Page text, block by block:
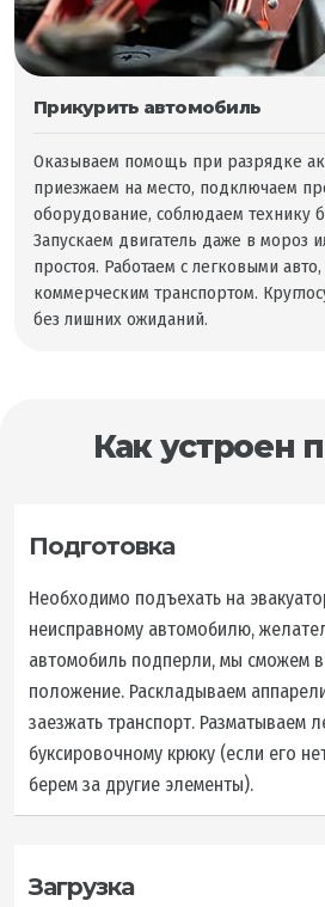
Прикурить автомобиль
Оказываем помощь при разрядке
приезжаем на место, подключаем
оборудование, соблюдаем технику
Запускаем двигатель даже в мороз
простоя. Работаем с легковыми
коммерческим транспортом.
без лишних ожиданий.
Как устроен
Подготовка
Необходимо подъехать на
неисправному автомобилю,
автомобиль подперли, мы сможем
положение. Раскладываем
заезжать транспорт. Разматываем
буксировочному крюку (если его
берем за другие элементы).
Загрузка